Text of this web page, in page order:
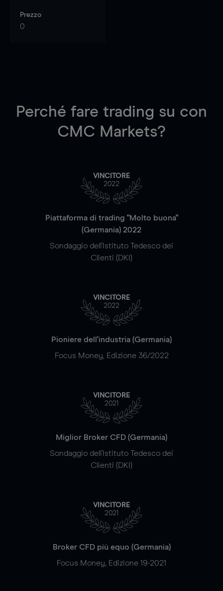
Prezzo
0
Perché fare trading su con
CMC Markets?
VINCITORE
2022
Piattaforma di trading "Molto buona"
(Germania) 2022
Sondaggio dell'Istituto Tedesco dei
Clienti (DKI)
VINCITORE
2022
Pioniere dell'industria (Germania)
Focus Money, Edizione 36/2022
VINCITORE
2021
Miglior Broker CFD (Germania)
Sondaggio dell'Istituto Tedesco dei
Clienti (DKI)
VINCITORE
2021
Broker CFD più equo (Germania)
Focus Money, Edizione 19-2021